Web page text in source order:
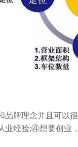
理念并且可以很
业经验;④想要创业